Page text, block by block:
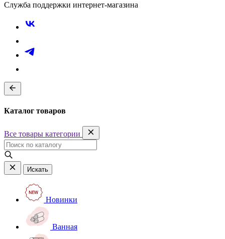
Служба поддержки интернет-магазина
Каталог товаров
Все товары категории
Искать
Новинки
Ванная